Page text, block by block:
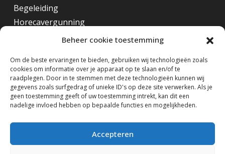
Beheer cookie toestemming
Om de beste ervaringen te bieden, gebruiken wij technologieën zoals
cookies om informatie over je apparaat op te slaan en/of te
raadplegen. Door in te stemmen met deze technologieën kunnen wij
gegevens zoals surfgedrag of unieke ID's op deze site verwerken. Als je
geen toestemming geeft of uw toestemming intrekt, kan dit een
nadelige invloed hebben op bepaalde functies en mogelijkheden.
Accepteren
Begeleiding
Horecavergunning
Horecamakelaar Rotterdam
Horecamakelaar Eindhoven
Horecamakelaar Amsterdam